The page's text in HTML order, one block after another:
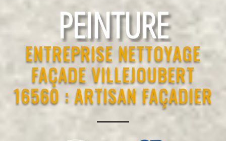
RAVALEMENT
ENTREPRISE NETTOYAGE
FAÇADE VILLEJOUBERT
16560 : ARTISAN FAÇADIER